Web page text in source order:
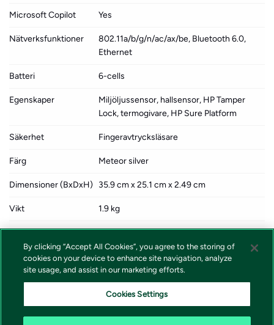
Microsoft Copilot Yes
Nätverksfunktioner
802.11a/b/g/n/ac/ax/be, Bluetooth 6.0,
Ethernet
Batteri 6-cells
Egenskaper
Miljöljussensor, hallsensor, HP Tamper
Lock, termogivare, HP Sure Platform
Säkerhet Fingeravtrycksläsare
Färg Meteor silver
Dimensioner (BxDxH) 35.9 cm x 25.1 cm x 2.49 cm
Vikt 1.9 kg
Lokalisering
Språk: norska, svenska, finska, danska /
region: Norge, Sverige, Finland, Danmark
Miljöstandarder ENERGY STAR-godkänd
HP 3 år på plats med förutsägande
varningar för högpresterande arbetsstation
By clicking “Accept All Cookies”, you agree to the storing of
cookies on your device to enhance site navigation, analyze
site usage, and assist in our marketing efforts.
Cookies Settings